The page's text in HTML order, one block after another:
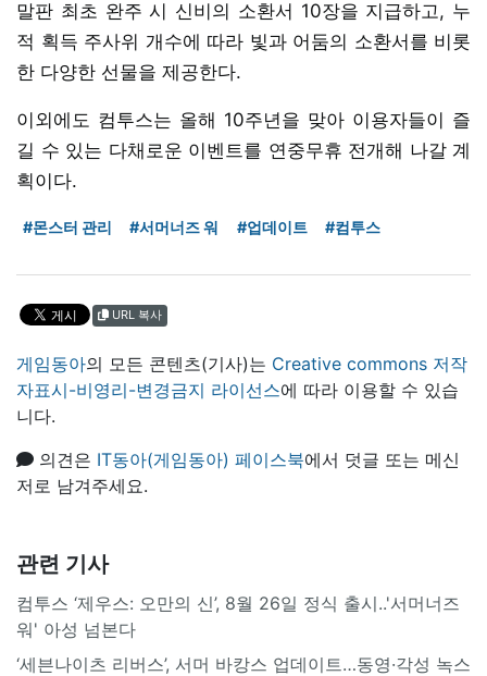
말판 최초 완주 시 신비의 소환서 10장을 지급하고, 누
적 획득 주사위 개수에 따라 빛과 어둠의 소환서를 비롯
한 다양한 선물을 제공한다.
이외에도 컴투스는 올해 10주년을 맞아 이용자들이 즐
길 수 있는 다채로운 이벤트를 연중무휴 전개해 나갈 계
획이다.
#몬스터 관리 #서머너즈 워 #업데이트 #컴투스
URL 복사
게임동아의 모든 콘텐츠(기사)는 Creative commons 저작
자표시-비영리-변경금지 라이선스에 따라 이용할 수 있습
니다.
의견은 IT동아(게임동아) 페이스북에서 덧글 또는 메신
저로 남겨주세요.
관련 기사
컴투스 ‘제우스: 오만의 신’, 8월 26일 정식 출시..'서머너즈
워' 아성 넘본다
‘세븐나이츠 리버스’, 서머 바캉스 업데이트…동영·각성 녹스